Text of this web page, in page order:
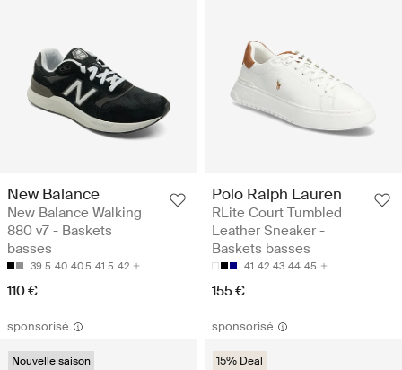
New Balance
New Balance Walking
880 v7 - Baskets
basses
39.5 40 40.5 41.5 42
110 €
Polo Ralph Lauren
RLite Court Tumbled
Leather Sneaker -
Baskets basses
41 42 43 44 45
155 €
sponsorisé
Nouvelle saison
sponsorisé
15% Deal